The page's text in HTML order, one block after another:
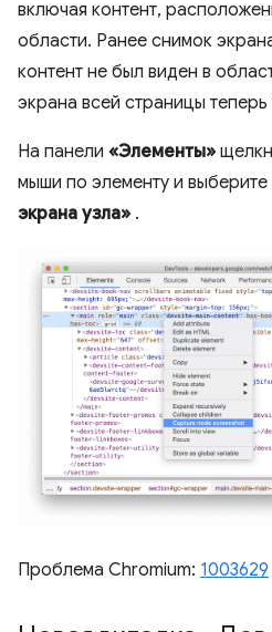
включая контент,
области. Ранее снимок
контент не был виден в
экрана всей страницы
На панели «Элементы»
мыши по элементу и выберите
экрана узла» .
Проблема Chromium: 1003629